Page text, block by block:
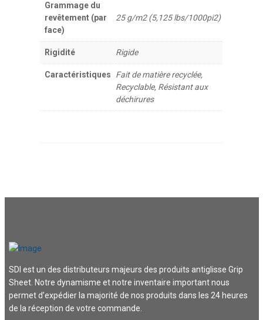
Grammage du
revêtement (par
face)
25 g/m2 (5,125 lbs/1000pi2)
Rigidité Rigide
Caractéristiques
Fait de matière recyclée,
Recyclable, Résistant aux
déchirures
SDI est un des distributeurs majeurs des produits antiglisse Grip
Sheet. Notre dynamisme et notre inventaire important nous
permet d’expédier la majorité de nos produits dans les 24 heures
de la réception de votre commande.